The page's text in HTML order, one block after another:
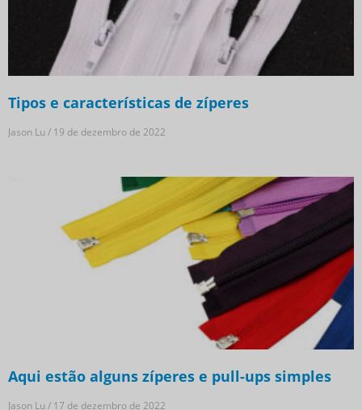
Tipos e características de zíperes
Jason Lu 19 de dezembro de 2022
Aqui estão alguns zíperes e pull-ups simples
Jason Lu 17 de dezembro de 2022